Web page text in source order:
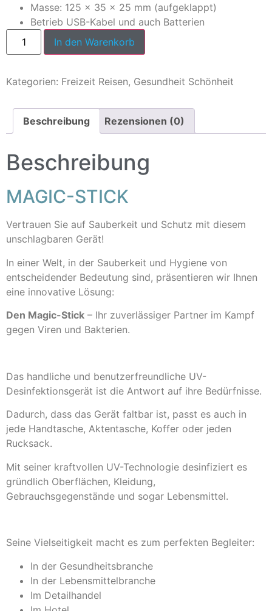
Masse: 125 x 35 x 25 mm (aufgeklappt)
Betrieb USB-Kabel und auch Batterien
In den Warenkorb
Kategorien: Freizeit Reisen, Gesundheit Schönheit
Beschreibung Rezensionen (0)
Beschreibung
MAGIC-STICK
Vertrauen Sie auf Sauberkeit und Schutz mit diesem
unschlagbaren Gerät!
In einer Welt, in der Sauberkeit und Hygiene von
entscheidender Bedeutung sind, präsentieren wir Ihnen
eine innovative Lösung:
Den Magic-Stick – Ihr zuverlässiger Partner im Kampf
gegen Viren und Bakterien.
Das handliche und benutzerfreundliche UV-
Desinfektionsgerät ist die Antwort auf ihre Bedürfnisse.
Dadurch, dass das Gerät faltbar ist, passt es auch in
jede Handtasche, Aktentasche, Koffer oder jeden
Rucksack.
Mit seiner kraftvollen UV-Technologie desinfiziert es
gründlich Oberflächen, Kleidung,
Gebrauchsgegenstände und sogar Lebensmittel.
Seine Vielseitigkeit macht es zum perfekten Begleiter:
In der Gesundheitsbranche
In der Lebensmittelbranche
Im Detailhandel